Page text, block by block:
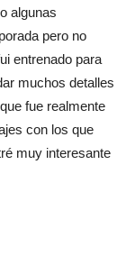
algunas
pero no
entrenado para
muchos detalles
fue realmente
con los que
muy interesante